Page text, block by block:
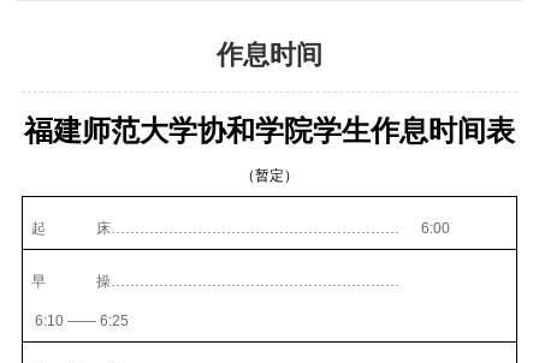
作息时间
福建师范大学协和学院学生作息时间表
（暂定）
起 床…………………………………………………… 6:00
早 操……………………………………………………
6:10 —— 6:25